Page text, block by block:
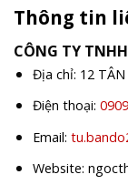
Thông tin
CÔNG TY
Địa chỉ: 12 TÂN
Điện thoại:
Email:
Website: